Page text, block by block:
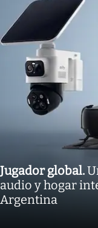
Jugador global.
audio y hogar
Argentina